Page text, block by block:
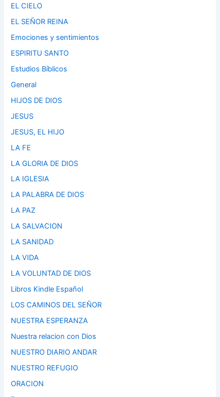
EL CIELO
EL SEÑOR REINA
Emociones y sentimientos
ESPIRITU SANTO
Estudios Bíblicos
General
HIJOS DE DIOS
JESUS
JESUS, EL HIJO
LA FE
LA GLORIA DE DIOS
LA IGLESIA
LA PALABRA DE DIOS
LA PAZ
LA SALVACION
LA SANIDAD
LA VIDA
LA VOLUNTAD DE DIOS
Libros Kindle Español
LOS CAMINOS DEL SEÑOR
NUESTRA ESPERANZA
Nuestra relacion con Dios
NUESTRO DIARIO ANDAR
NUESTRO REFUGIO
ORACION